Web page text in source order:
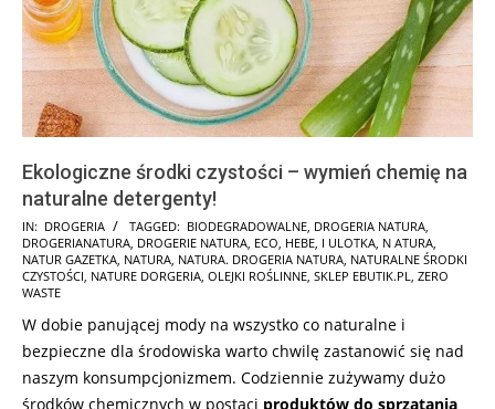
Ekologiczne środki czystości – wymień chemię na
naturalne detergenty!
2024-
12-
28
IN: DROGERIA TAGGED: BIODEGRADOWALNE, DROGERIA NATURA,
DROGERIANATURA, DROGERIE NATURA, ECO, HEBE, I ULOTKA, N ATURA,
NATUR GAZETKA, NATURA, NATURA. DROGERIA NATURA, NATURALNE ŚRODKI
CZYSTOŚCI, NATURE DORGERIA, OLEJKI ROŚLINNE, SKLEP EBUTIK.PL, ZERO
WASTE
W dobie panującej mody na wszystko co naturalne i
bezpieczne dla środowiska warto chwilę zastanowić się nad
naszym konsumpcjonizmem. Codziennie zużywamy dużo
środków chemicznych w postaci produktów do sprzątania